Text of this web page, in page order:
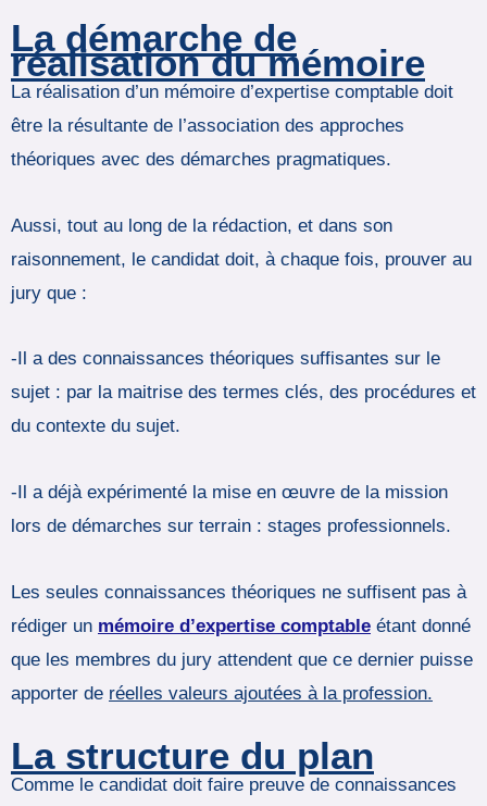
La démarche de
réalisation du mémoire
La réalisation d’un mémoire d’expertise comptable doit
être la résultante de l’association des approches
théoriques avec des démarches pragmatiques.
Aussi, tout au long de la rédaction, et dans son
raisonnement, le candidat doit, à chaque fois, prouver au
jury que :
-Il a des connaissances théoriques suffisantes sur le
sujet : par la maitrise des termes clés, des procédures et
du contexte du sujet.
-Il a déjà expérimenté la mise en œuvre de la mission
lors de démarches sur terrain : stages professionnels.
Les seules connaissances théoriques ne suffisent pas à
rédiger un mémoire d’expertise comptable étant donné
que les membres du jury attendent que ce dernier puisse
apporter de réelles valeurs ajoutées à la profession.
La structure du plan
Comme le candidat doit faire preuve de connaissances